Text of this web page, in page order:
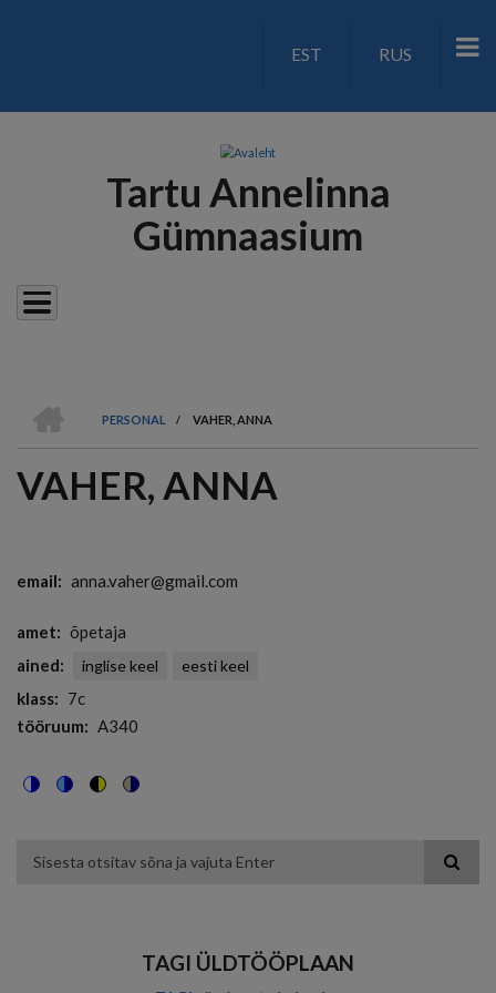
LANGUAGE
EST RUS
Tartu Annelinna
Gümnaasium
LEIVAPURU
PERSONAL
/ VAHER, ANNA
VAHER, ANNA
email anna.vaher@gmail.com
amet
õpetaja
ained
inglise keel eesti keel
klass
7c
tööruum
A340
color
high
soft
theme
TAGI ÜLDTÖÖPLAAN